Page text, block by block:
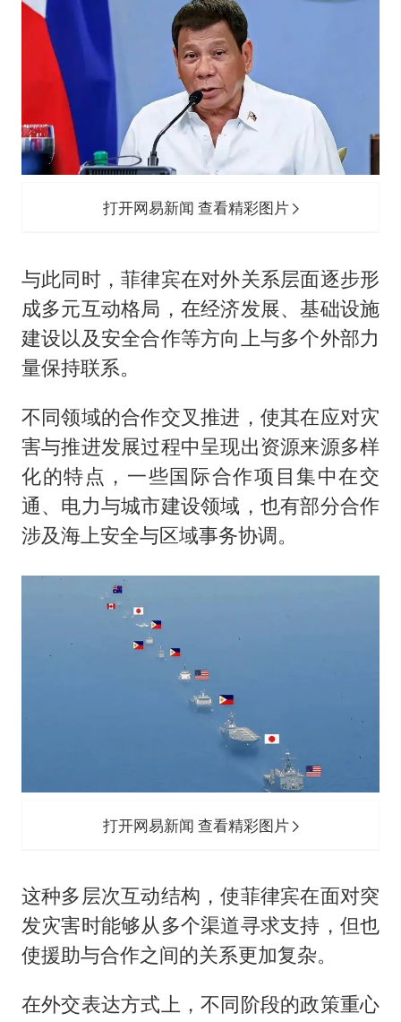
打开网易新闻 查看精彩图片
与此同时，菲律宾在对外关系层面逐步形
成多元互动格局，在经济发展、基础设施
建设以及安全合作等方向上与多个外部力
量保持联系。
不同领域的合作交叉推进，使其在应对灾
害与推进发展过程中呈现出资源来源多样
化的特点，一些国际合作项目集中在交
通、电力与城市建设领域，也有部分合作
涉及海上安全与区域事务协调。
打开网易新闻 查看精彩图片
这种多层次互动结构，使菲律宾在面对突
发灾害时能够从多个渠道寻求支持，但也
使援助与合作之间的关系更加复杂。
在外交表达方式上，不同阶段的政策重心